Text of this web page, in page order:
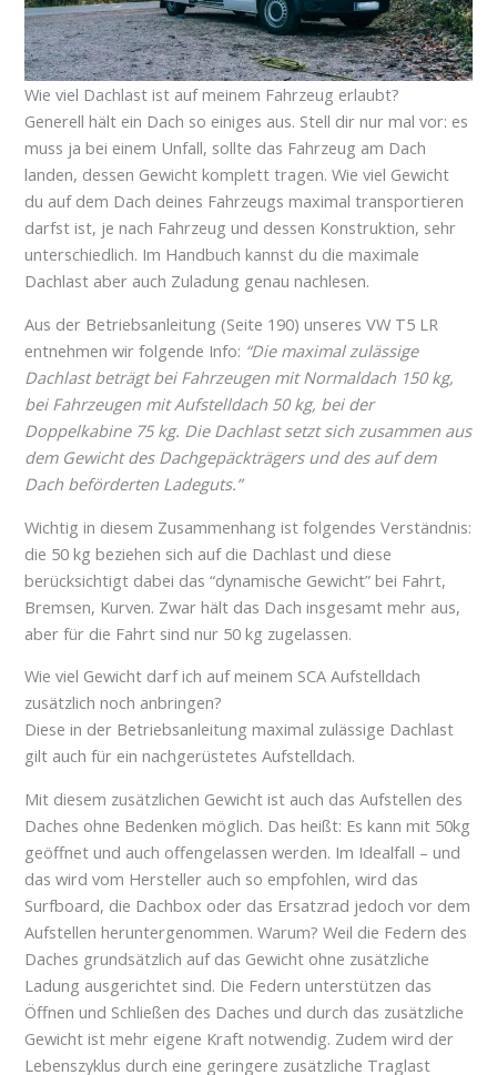
Wie viel Dachlast ist auf meinem Fahrzeug erlaubt?
Generell hält ein Dach so einiges aus. Stell dir nur mal vor: es
muss ja bei einem Unfall, sollte das Fahrzeug am Dach
landen, dessen Gewicht komplett tragen. Wie viel Gewicht
du auf dem Dach deines Fahrzeugs maximal transportieren
darfst ist, je nach Fahrzeug und dessen Konstruktion, sehr
unterschiedlich. Im Handbuch kannst du die maximale
Dachlast aber auch Zuladung genau nachlesen.
Aus der Betriebsanleitung (Seite 190) unseres VW T5 LR
entnehmen wir folgende Info: “Die maximal zulässige
Dachlast beträgt bei Fahrzeugen mit Normaldach 150 kg,
bei Fahrzeugen mit Aufstelldach 50 kg, bei der
Doppelkabine 75 kg. Die Dachlast setzt sich zusammen aus
dem Gewicht des Dachgepäckträgers und des auf dem
Dach beförderten Ladeguts.”
Wichtig in diesem Zusammenhang ist folgendes Verständnis:
die 50 kg beziehen sich auf die Dachlast und diese
berücksichtigt dabei das “dynamische Gewicht” bei Fahrt,
Bremsen, Kurven. Zwar hält das Dach insgesamt mehr aus,
aber für die Fahrt sind nur 50 kg zugelassen.
Wie viel Gewicht darf ich auf meinem SCA Aufstelldach
zusätzlich noch anbringen?
Diese in der Betriebsanleitung maximal zulässige Dachlast
gilt auch für ein nachgerüstetes Aufstelldach.
Mit diesem zusätzlichen Gewicht ist auch das Aufstellen des
Daches ohne Bedenken möglich. Das heißt: Es kann mit 50kg
geöffnet und auch offengelassen werden. Im Idealfall – und
das wird vom Hersteller auch so empfohlen, wird das
Surfboard, die Dachbox oder das Ersatzrad jedoch vor dem
Aufstellen heruntergenommen. Warum? Weil die Federn des
Daches grundsätzlich auf das Gewicht ohne zusätzliche
Ladung ausgerichtet sind. Die Federn unterstützen das
Öffnen und Schließen des Daches und durch das zusätzliche
Gewicht ist mehr eigene Kraft notwendig. Zudem wird der
Lebenszyklus durch eine geringere zusätzliche Traglast